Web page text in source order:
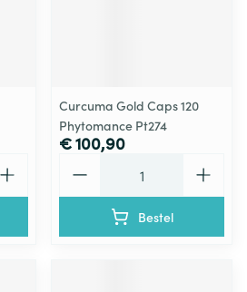
Curcuma Gold Caps 120
Phytomance Pt274
€ 100,90
Bestel